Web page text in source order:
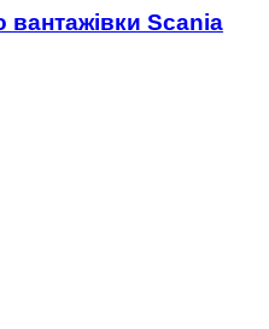
Scania